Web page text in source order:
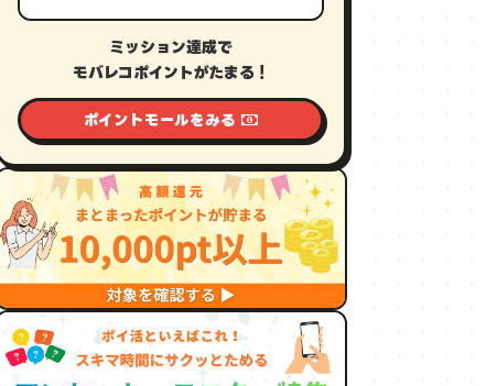
ミッション達成で
モバレコポイントがたまる！
ポイントモールをみる